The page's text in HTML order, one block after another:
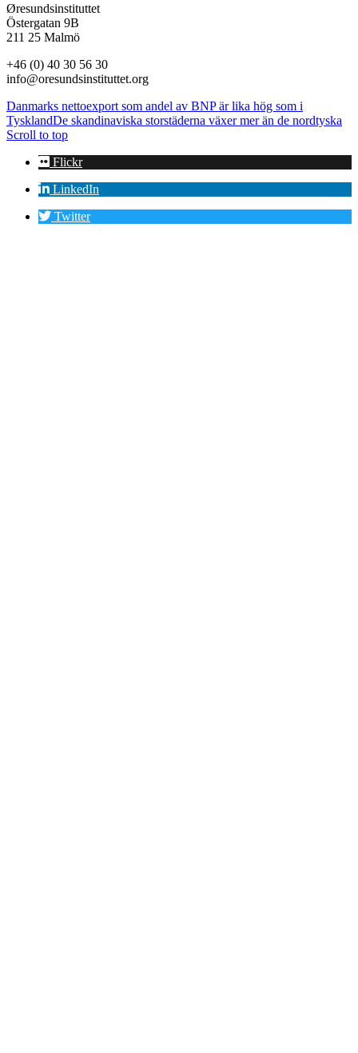
Øresundsinstituttet
Östergatan 9B
211 25 Malmö
+46 (0) 40 30 56 30
info@oresundsinstituttet.org
Danmarks nettoexport som andel av BNP är lika hög som i
TysklandDe skandinaviska storstäderna växer mer än de nordtyska
Scroll to top
Flickr
LinkedIn
Twitter